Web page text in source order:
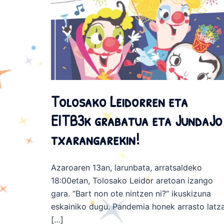
Tolosako Leidorren eta
EITB3k grabatua eta JundaJo
txarangarekin!
Azaroaren 13an, larunbata, arratsaldeko
18:00etan, Tolosako Leidor aretoan izango
gara. “Bart non ote nintzen ni?” ikuskizuna
eskainiko dugu. Pandemia honek arrasto
[…]